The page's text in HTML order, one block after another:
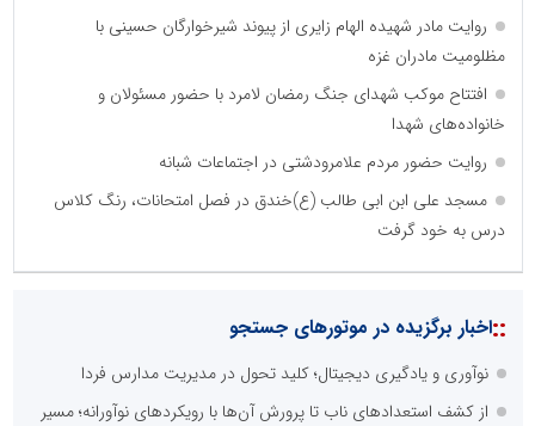
روایت مادر شهیده الهام زایری از پیوند شیرخوارگان حسینی با
مظلومیت مادران غزه
افتتاح موکب شهدای جنگ رمضان لامرد با حضور مسئولان و
خانواده‌های شهدا
روایت حضور مردم علامرودشتی در اجتماعات شبانه
مسجد علی ابن ابی طالب (ع)خندق در فصل امتحانات، رنگ کلاس
درس به خود گرفت
::اخبار برگزیده در موتورهای جستجو
نوآوری و یادگیری دیجیتال؛ کلید تحول در مدیریت مدارس فردا
از کشف استعدادهای ناب تا پرورش آن‌ها با رویکردهای نوآورانه؛ مسیر